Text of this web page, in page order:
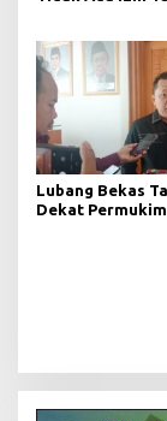
Lubang Bekas
Dekat